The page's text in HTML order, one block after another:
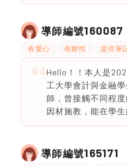
導師編號160087
有愛心 有耐性 提供筆
Hello！！本人是
工大學會計與金融
師，曾接觸不同程
因材施教，能在學
導師編號165171